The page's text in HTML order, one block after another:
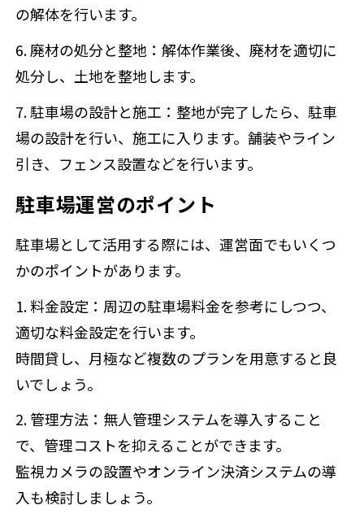
の解体を行います。
6. 廃材の処分と整地 ：解体作業後、廃材を適切に
処分し、土地を整地します。
7. 駐車場の設計と施工 ：整地が完了したら、駐車
場の設計を行い、施工に入ります。舗装やライン
引き、フェンス設置などを行います。
駐車場運営のポイント
駐車場として活用する際には、運営面でもいくつ
かのポイントがあります。
1. 料金設定 ：周辺の駐車場料金を参考にしつつ、
適切な料金設定を行います。
時間貸し、月極など複数のプランを用意すると良
いでしょう。
2. 管理方法 ：無人管理システムを導入すること
で、管理コストを抑えることができます。
監視カメラの設置やオンライン決済システムの導
入も検討しましょう。